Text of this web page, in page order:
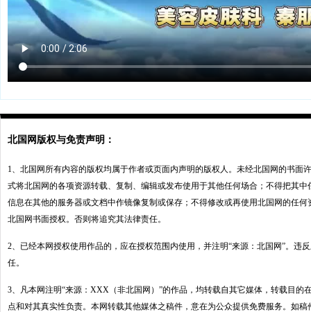
北国网版权与免责声明：
1、北国网所有内容的版权均属于作者或页面内声明的版权人。未经北国网的书面
式将北国网的各项资源转载、复制、编辑或发布使用于其他任何场合；不得把其
信息在其他的服务器或文档中作镜像复制或保存；不得修改或再使用北国网的任
北国网书面授权。否则将追究其法律责任。
2、已经本网授权使用作品的，应在授权范围内使用，并注明“来源：北国网”。违
任。
3、凡本网注明“来源：XXX（非北国网）”的作品，均转载自其它媒体，转载目的
点和对其真实性负责。本网转载其他媒体之稿件，意在为公众提供免费服务。如